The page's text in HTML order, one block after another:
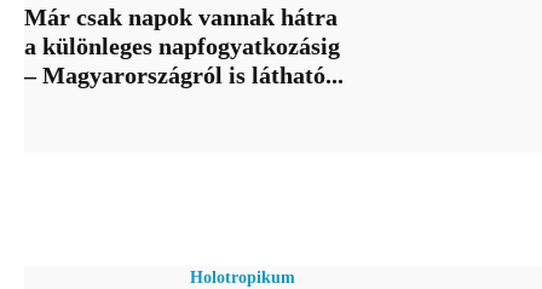
Már csak napok vannak hátra
a különleges napfogyatkozásig
– Magyarországról is látható...
Holotropikum